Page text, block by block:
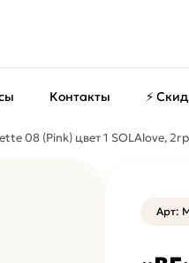
Контакты ⚡
08 (Pink) цвет 1 SOLAlove, 2гр
Арт: